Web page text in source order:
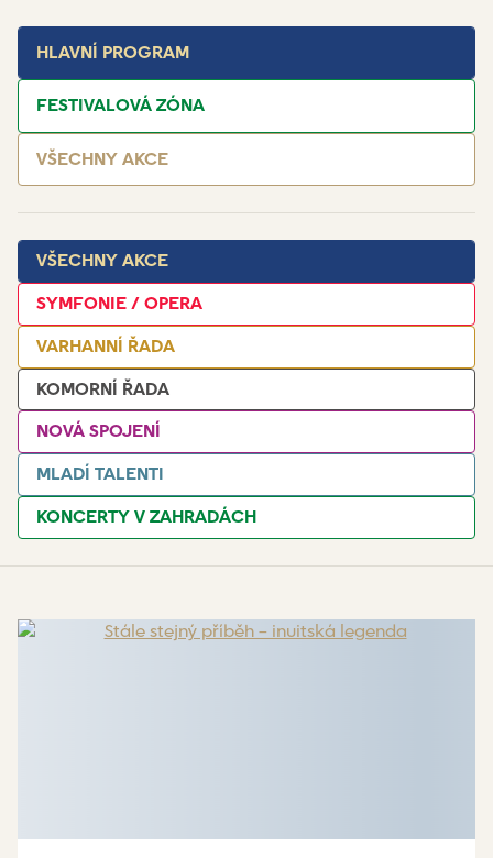
HLAVNÍ PROGRAM
FESTIVALOVÁ ZÓNA
VŠECHNY AKCE
VŠECHNY AKCE
SYMFONIE / OPERA
VARHANNÍ ŘADA
KOMORNÍ ŘADA
NOVÁ SPOJENÍ
MLADÍ TALENTI
KONCERTY V ZAHRADÁCH